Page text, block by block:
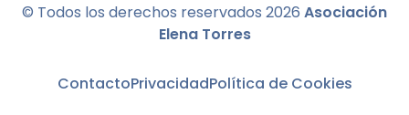
© Todos los derechos reservados 2026 Asociación
Elena Torres
ContactoPrivacidadPolítica de Cookies